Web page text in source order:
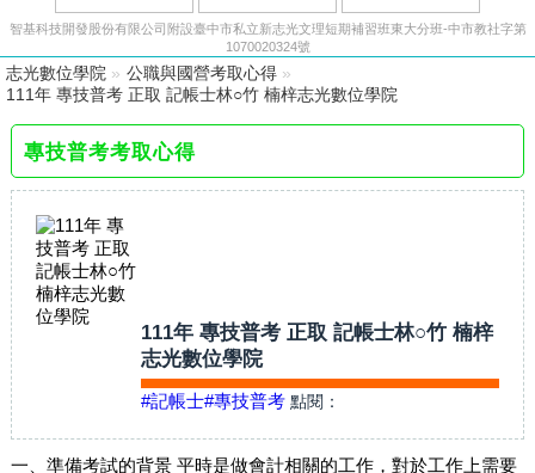
智基科技開發股份有限公司附設臺中市私立新志光文理短期補習班東大分班-中市教社字第
1070020324號
志光數位學院 » 公職與國營考取心得 »
111年 專技普考 正取 記帳士林○竹 楠梓志光數位學院
專技普考考取心得
111年 專技普考 正取 記帳士林○竹 楠梓
志光數位學院
#記帳士#專技普考 點閱：
一、準備考試的背景 平時是做會計相關的工作，對於工作上需要